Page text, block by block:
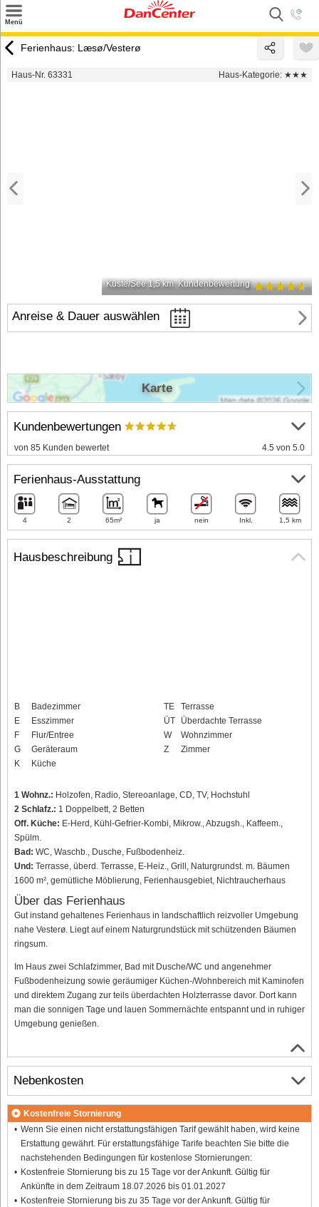
Menü
Urlaubsziele
Ferienhaus: Læsø/Vesterø
Haus-Nr. 63331 Haus-Kategorie: ★★★
Küste/See 1,5 km Kundenbewertung
Anreise & Dauer auswählen
Hausbeschreibung
B
Badezimmer
E
Esszimmer
F
Flur/Entree
G
Geräteraum
K
Küche
TE
Terrasse
ÜT
Überdachte Terrasse
W
Wohnzimmer
Z
Zimmer
1 Wohnz.: Holzofen, Radio, Stereoanlage, CD, TV, Hochstuhl
2 Schlafz.: 1 Doppelbett, 2 Betten
Off. Küche: E-Herd, Kühl-Gefrier-Kombi, Mikrow., Abzugsh., Kaffeem.,
Spülm.
Bad: WC, Waschb., Dusche, Fußbodenheiz.
Und: Terrasse, überd. Terrasse, E-Heiz., Grill, Naturgrundst. m. Bäumen
1600 m², gemütliche Möblierung, Ferienhausgebiet, Nichtraucherhaus
Über das Ferienhaus
Gut instand gehaltenes Ferienhaus in landschaftlich reizvoller Umgebung
nahe Vesterø. Liegt auf einem Naturgrundstück mit schützenden Bäumen
ringsum.
Im Haus zwei Schlafzimmer, Bad mit Dusche/WC und angenehmer
Fußbodenheizung sowie geräumiger Küchen-/Wohnbereich mit Kaminofen
und direktem Zugang zur teils überdachten Holzterrasse davor. Dort kann
man die sonnigen Tage und lauen Sommernächte entspannt und in ruhiger
Umgebung genießen.
Kundenbewertungen
von 85 Kunden bewertet 4.5 von 5.0
Ferienhaus-Ausstattung
4 2 65m² ja nein Inkl. 1,5 km
Nebenkosten
Kostenfreie Stornierung
Wenn Sie einen nicht erstattungsfähigen Tarif gewählt haben, wird keine
Erstattung gewährt. Für erstattungsfähige Tarife beachten Sie bitte die
nachstehenden Bedingungen für kostenlose Stornierungen:
Kostenfreie Stornierung bis zu 15 Tage vor der Ankunft. Gültig für
Ankünfte in dem Zeitraum 18.07.2026 bis 01.01.2027
Kostenfreie Stornierung bis zu 35 Tage vor der Ankunft. Gültig für
Karte